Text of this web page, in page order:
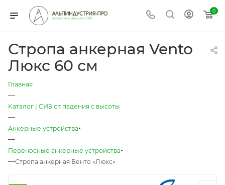
0
Стропа анкерная Vento
Люкс 60 см
Главная
—
Каталог | СИЗ от падения с высоты
—
Анкерные устройства
—
Переносные анкерные устройства
—Стропа анкерная Венто «Люкс»